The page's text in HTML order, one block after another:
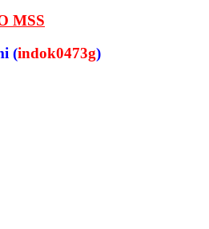
MSS
(indok0473g)